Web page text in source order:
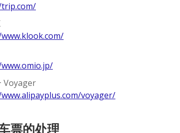
Voyager
voyager/
票的处理